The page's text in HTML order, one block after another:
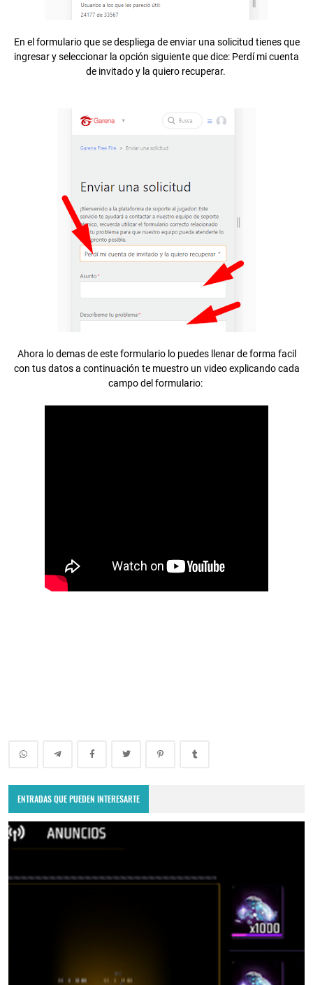
En el formulario que se despliega de enviar una solicitud tienes que
ingresar y seleccionar la opción siguiente que dice: Perdí mi cuenta
de invitado y la quiero recuperar.
Ahora lo demas de este formulario lo puedes llenar de forma facil
con tus datos a continuación te muestro un video explicando cada
campo del formulario:
ENTRADAS QUE PUEDEN INTERESARTE